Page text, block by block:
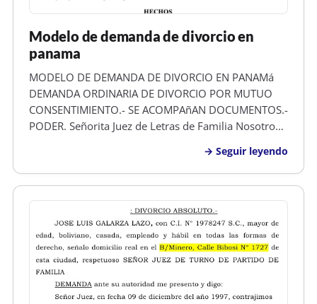
Modelo de demanda de divorcio en
panama
MODELO DE DEMANDA DE DIVORCIO EN PANAMá
DEMANDA ORDINARIA DE DIVORCIO POR MUTUO
CONSENTIMIENTO.- SE ACOMPAñAN DOCUMENTOS.-
PODER. Señorita Juez de Letras de Familia Nosotros,
hondureño, animador, con numero de identidad
0101-2025-00872 y de este domicilio y KRISANN
DIANA FRE…
Seguir leyendo